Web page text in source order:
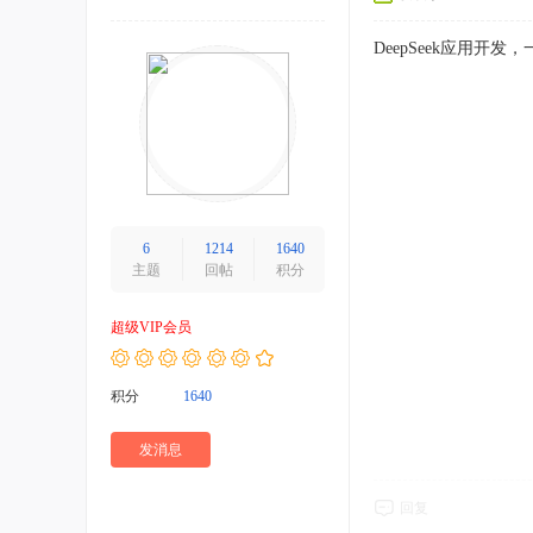
6
主题
1214
回帖
1640
积分
超级VIP会员
积分 1640
发消息
DeepSeek应用开发，